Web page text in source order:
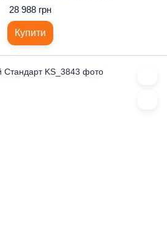
28 988 грн
Купити